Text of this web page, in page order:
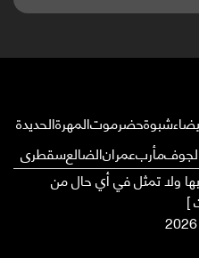
شبوةحضرموتالمهرةالحديدة
مأربعمرانالضالعسقطرى
ولا تمثل في أي حال من
]